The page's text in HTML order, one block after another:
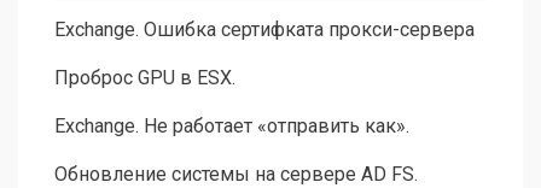
Exchange. Ошибка сертифката прокси-сервера
Проброс GPU в ESX.
Exchange. Не работает «отправить как».
Обновление системы на сервере AD FS.